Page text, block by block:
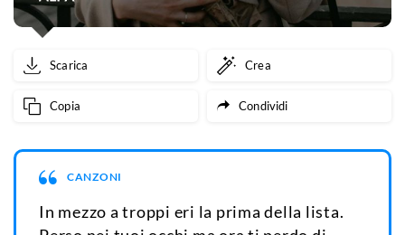
Scarica Crea
Copia Condividi
CANZONI
In mezzo a troppi eri la prima della lista.